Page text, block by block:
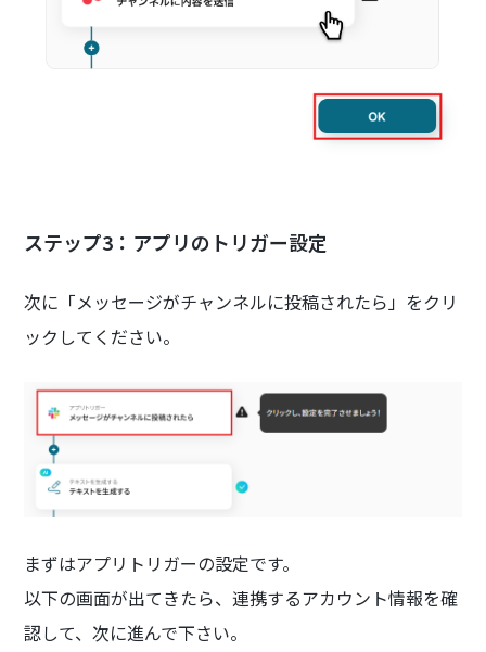
ステップ3：アプリのトリガー設定
次に「メッセージがチャンネルに投稿されたら」をクリ
ックしてください。
まずはアプリトリガーの設定です。
以下の画面が出てきたら、連携するアカウント情報を確
認して、次に進んで下さい。